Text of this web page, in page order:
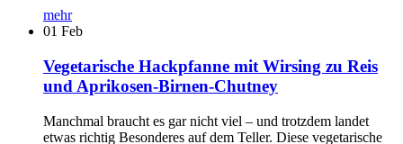
mehr
01 Feb
Vegetarische Hackpfanne mit Wirsing zu Reis
und Aprikosen-Birnen-Chutney
Manchmal braucht es gar nicht viel – und trotzdem landet
etwas richtig Besonderes auf dem Teller. Diese vegetarische